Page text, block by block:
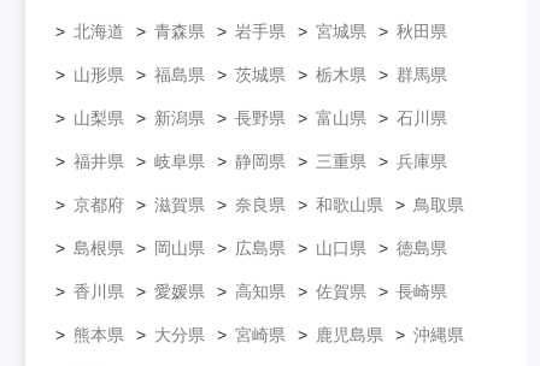
北海道 青森県 岩手県 宮城県 秋田県
山形県 福島県 茨城県 栃木県 群馬県
山梨県 新潟県 長野県 富山県 石川県
福井県 岐阜県 静岡県 三重県 兵庫県
京都府 滋賀県 奈良県 和歌山県 鳥取県
島根県 岡山県 広島県 山口県 徳島県
香川県 愛媛県 高知県 佐賀県 長崎県
熊本県 大分県 宮崎県 鹿児島県 沖縄県